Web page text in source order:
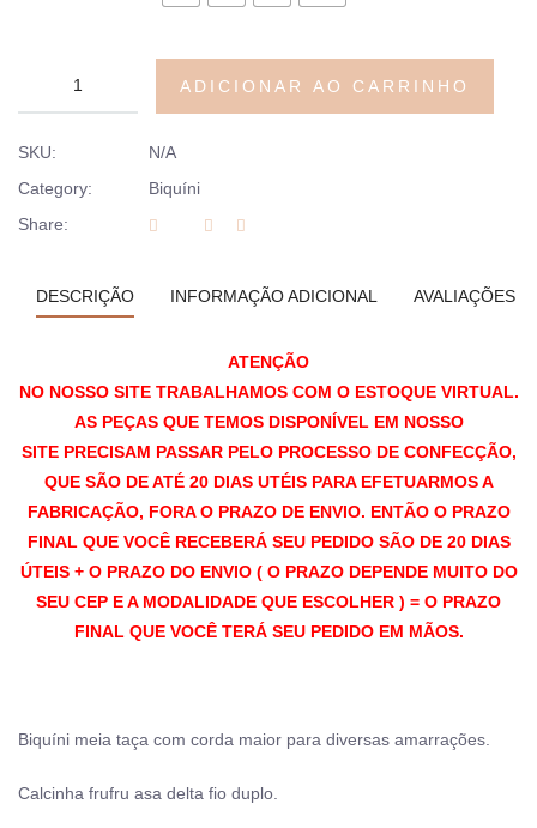
ADICIONAR AO CARRINHO
SKU:
N/A
Category:
Biquíni
Share:
DESCRIÇÃO INFORMAÇÃO ADICIONAL AVALIAÇÕES
ATENÇÃO
NO NOSSO SITE TRABALHAMOS COM O ESTOQUE VIRTUAL.
AS PEÇAS QUE TEMOS DISPONÍVEL EM NOSSO
SITE PRECISAM PASSAR PELO PROCESSO DE CONFECÇÃO,
QUE SÃO DE ATÉ 20 DIAS UTÉIS PARA EFETUARMOS A
FABRICAÇÃO, FORA O PRAZO DE ENVIO. ENTÃO O PRAZO
FINAL QUE VOCÊ RECEBERÁ SEU PEDIDO SÃO DE 20 DIAS
ÚTEIS + O PRAZO DO ENVIO ( O PRAZO DEPENDE MUITO DO
SEU CEP E A MODALIDADE QUE ESCOLHER ) = O PRAZO
FINAL QUE VOCÊ TERÁ SEU PEDIDO EM MÃOS.
Biquíni meia taça com corda maior para diversas amarrações.
Calcinha frufru asa delta fio duplo.